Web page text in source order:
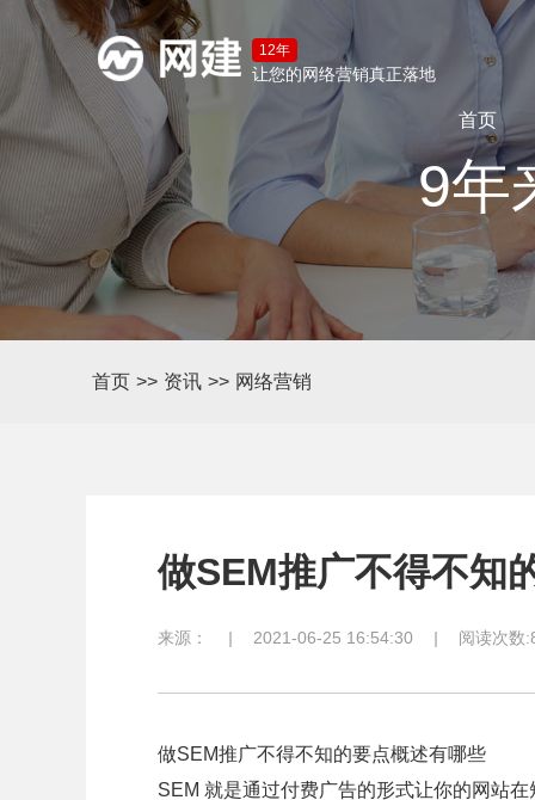
12年
让您的网络营销真正落地
首页
9年
首页 >> 资讯 >> 网络营销
做SEM推广不得不知
来源： | 2021-06-25 16:54:30 | 阅读次数
做SEM推广不得不知的要点概述有哪些
SEM 就是通过付费广告的形式让你的网站